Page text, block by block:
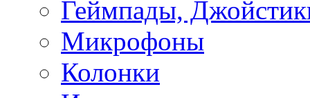
Геймпады,
Микрофоны
Колонки